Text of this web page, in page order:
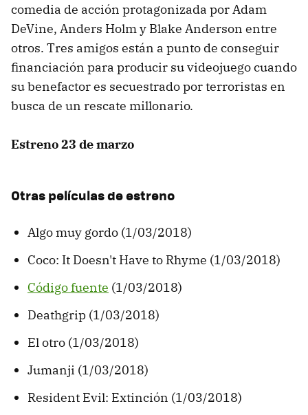
comedia de acción protagonizada por Adam
DeVine, Anders Holm y Blake Anderson entre
otros. Tres amigos están a punto de conseguir
financiación para producir su videojuego cuando
su benefactor es secuestrado por terroristas en
busca de un rescate millonario.
Estreno 23 de marzo
Otras películas de estreno
Algo muy gordo (1/03/2018)
Coco: It Doesn't Have to Rhyme (1/03/2018)
Código fuente (1/03/2018)
Deathgrip (1/03/2018)
El otro (1/03/2018)
Jumanji (1/03/2018)
Resident Evil: Extinción (1/03/2018)